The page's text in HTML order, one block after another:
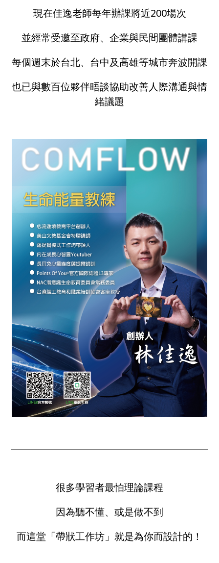
現在佳逸老師每年辦課將近200場次
並經常受邀至政府、企業與民間團體講課
每個週末於台北、台中及高雄等城市奔波開課
也已與數百位夥伴晤談協助改善人際溝通與情
緒議題
很多學習者最怕理論課程
因為聽不懂、或是做不到
而這堂「帶狀工作坊」就是為你而設計的！